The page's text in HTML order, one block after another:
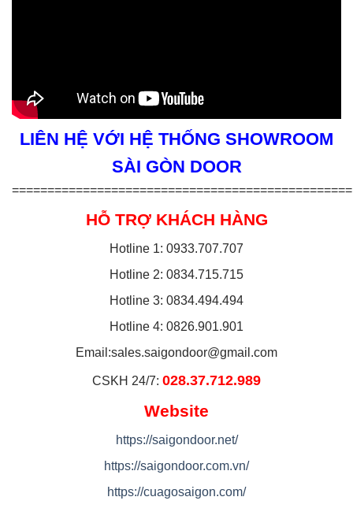
LIÊN HỆ VỚI HỆ THỐNG SHOWROOM
SÀI GÒN DOOR
================================================
HỖ TRỢ KHÁCH HÀNG
Hotline 1: 0933.707.707
Hotline 2: 0834.715.715
Hotline 3: 0834.494.494
Hotline 4: 0826.901.901
Email:sales.saigondoor@gmail.com
CSKH 24/7: 028.37.712.989
Website
https://saigondoor.net/
https://saigondoor.com.vn/
https://cuagosaigon.com/